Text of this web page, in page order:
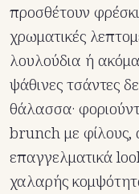
προσθέτουν
χρωματικές
λουλούδια ή
ψάθινες τσάντες
θάλασσα·
brunch με φίλους,
επαγγελματικά
χαλαρής